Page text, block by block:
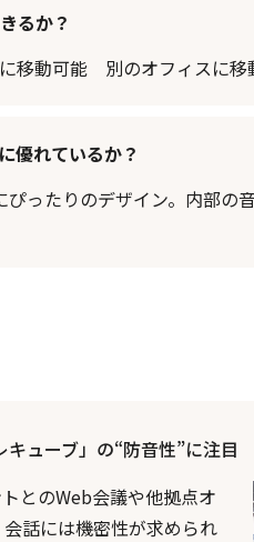
るか？
移動可能 別のオフィスに
優れているか？
ったりのデザイン。内部の
ューブ」の“防音性”に注目
とのWeb会議や他拠点オ
話には機密性が求められ